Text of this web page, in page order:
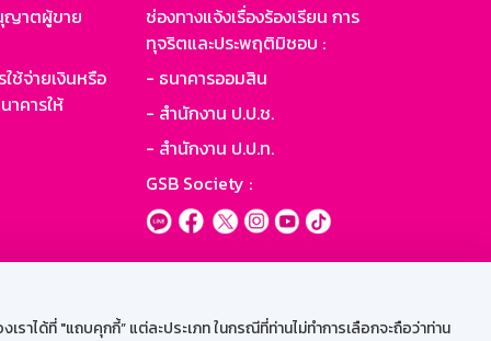
ได้ที่ "แถบคุกกี้” แต่ละประเภท ในกรณีที่ท่านไม่ทำการเลือกจะถือว่าท่าน
ญาตผู้ขาย
ช้จ่ายเงินหรือ
คารให้
ช่องทางแจ้งเรื่องร้องเรียน การ
ทุจริตและประพฤติมิชอบ :
- ธนาคารออมสิน
- สำนักงาน ป.ป.ช.
- สำนักงาน ป.ป.ท.
GSB Society :